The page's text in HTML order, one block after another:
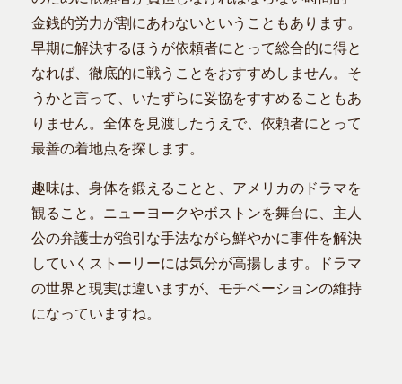
金銭的労力が割にあわないということもあります。
早期に解決するほうが依頼者にとって総合的に得と
なれば、徹底的に戦うことをおすすめしません。そ
うかと言って、いたずらに妥協をすすめることもあ
りません。全体を見渡したうえで、依頼者にとって
最善の着地点を探します。
趣味は、身体を鍛えることと、アメリカのドラマを
観ること。ニューヨークやボストンを舞台に、主人
公の弁護士が強引な手法ながら鮮やかに事件を解決
していくストーリーには気分が高揚します。ドラマ
の世界と現実は違いますが、モチベーションの維持
になっていますね。